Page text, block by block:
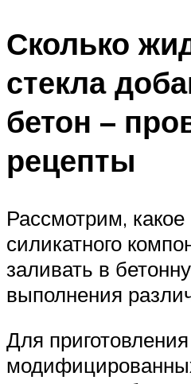
Сколько
стекла
бетон –
рецепты
Рассмотрим, какое
силикатного
заливать в
выполнения
Для приготовления